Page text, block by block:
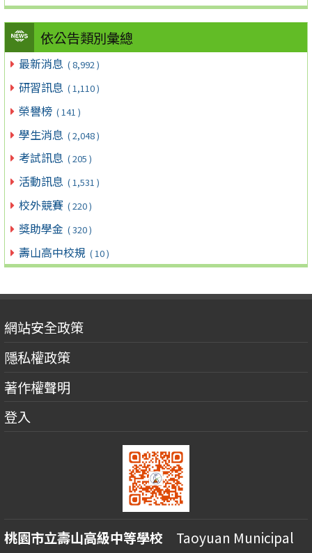
依公告類別彙總
最新消息 ( 8,992 )
研習訊息 ( 1,110 )
榮譽榜 ( 141 )
學生消息 ( 2,048 )
考試訊息 ( 205 )
活動訊息 ( 1,531 )
校外競賽 ( 220 )
獎助學金 ( 320 )
壽山高中校規 ( 10 )
網站安全政策
隱私權政策
著作權聲明
登入
桃園市立壽山高級中等學校 Taoyuan Municipal